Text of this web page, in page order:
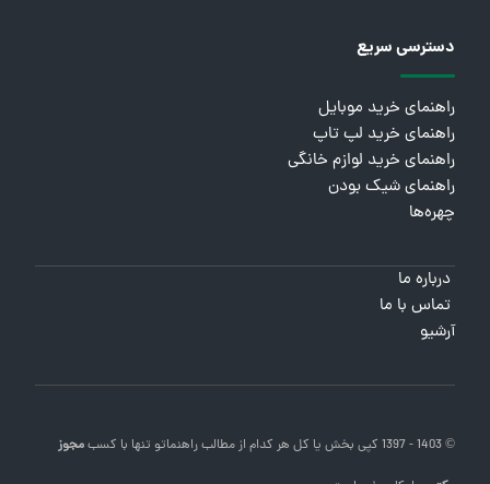
دسترسی سریع
راهنمای خرید موبایل
راهنمای خرید لپ تاپ
راهنمای خرید لوازم خانگی
راهنمای شیک بودن
چهره‌ها
درباره ما
تماس با ما
آرشیو
© 1403 - 1397 کپی بخش یا کل هر کدام از مطالب راهنماتو تنها با کسبمجوز